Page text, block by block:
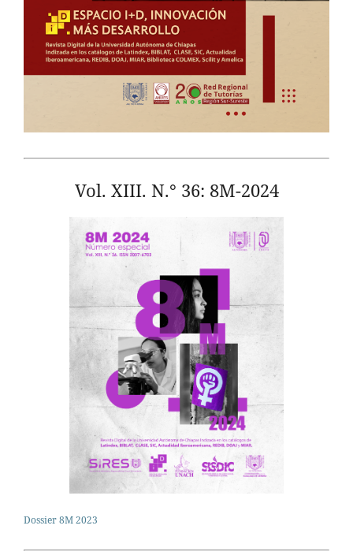
Vol. XIII. N.° 36: 8M-2024
Dossier 8M 2023